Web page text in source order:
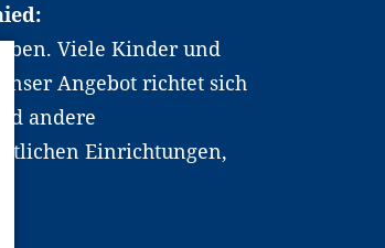
Viele Kinder und
Angebot richtet sich
andere
Einrichtungen,